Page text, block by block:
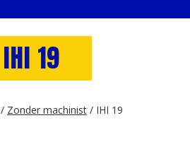
IHI 19
/ Zonder machinist / IHI 19